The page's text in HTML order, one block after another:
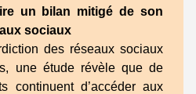
un bilan mitigé de son
sociaux
des réseaux sociaux
une étude révèle que de
continuent d’accéder aux